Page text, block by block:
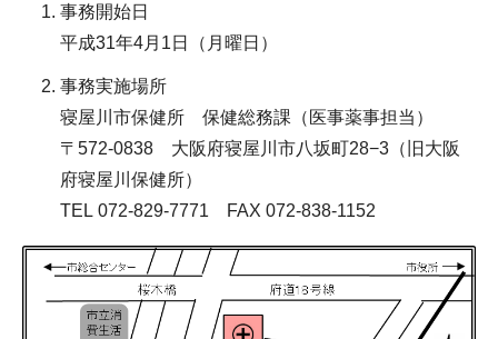
事務開始日
平成31年4月1日（月曜日）
事務実施場所
寝屋川市保健所 保健総務課（医事薬事担当）
〒572-0838 大阪府寝屋川市八坂町28−3（旧大阪
府寝屋川保健所）
TEL 072-829-7771 FAX 072-838-1152